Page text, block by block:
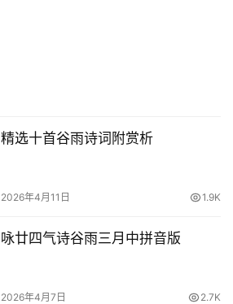
精选十首谷雨诗词附赏析
2026年4月11日 1.9K
咏廿四气诗谷雨三月中拼音版
2026年4月7日 2.7K